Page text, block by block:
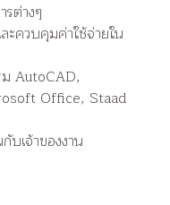
ต่างๆ
ะควบคุมค่าใช้จ่ายใน
ม AutoCAD,
Office, Staad
บเจ้าของงาน